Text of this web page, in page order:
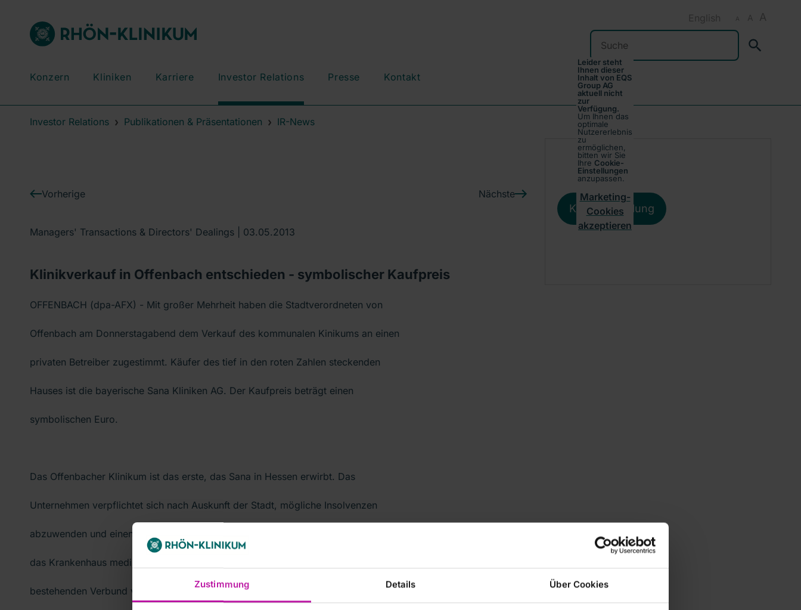
Zustimmung Details Über Cookies
A A A
English
Suchen
Konzern Kliniken Karriere Investor Relations Presse Kontakt
Investor Relations Publikationen & Präsentationen IR-News
Vorherige Nächste
Managers' Transactions & Directors' Dealings | 03.05.2013
Klinikverkauf in Offenbach entschieden - symbolischer Kaufpreis
OFFENBACH (dpa-AFX) - Mit großer Mehrheit haben die Stadtverordneten von
Offenbach am Donnerstagabend dem Verkauf des kommunalen Kinikums an einen
privaten Betreiber zugestimmt. Käufer des tief in den roten Zahlen steckenden
Hauses ist die bayerische Sana Kliniken AG. Der Kaufpreis beträgt einen
symbolischen Euro.
Das Offenbacher Klinikum ist das erste, das Sana in Hessen erwirbt. Das
Unternehmen verpflichtet sich nach Auskunft der Stadt, mögliche Insolvenzen
abzuwenden und einen dreistelligen Millionenbetrag zu investieren. Außerdem soll
das Krankenhaus medizinisch weiterentwickelt und in den aus mehr als 40 Häusern
bestehenden Verbund von Sana eingebunden werden.
Leider steht
Ihnen dieser
Inhalt von EQS
Group AG
aktuell nicht
zur
Verfügung.
Um Ihnen das
optimale
Nutzererlebnis
zu
ermöglichen,
bitten wir Sie
Ihre Cookie-
Einstellungen
anzupassen.
Marketing-
Cookies
akzeptieren
Kursentwicklung